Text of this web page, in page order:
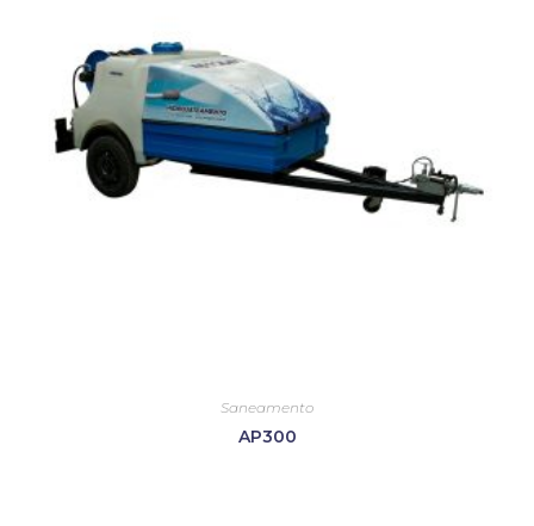
Saneamento
AP300